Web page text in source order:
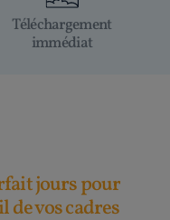
Téléchargement
immédiat
jours pour
de vos cadres